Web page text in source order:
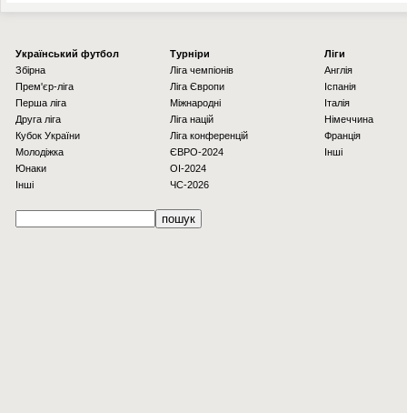
Українcький футбол
Збірна
Прем'єр-ліга
Перша ліга
Друга ліга
Кубок України
Молодіжка
Юнаки
Інші
Турніри
Ліга чемпіонів
Ліга Європи
Міжнародні
Ліга націй
Ліга конференцій
ЄВРО-2024
OI-2024
ЧС-2026
Ліги
Англія
Іспанія
Італія
Німеччина
Франція
Інші